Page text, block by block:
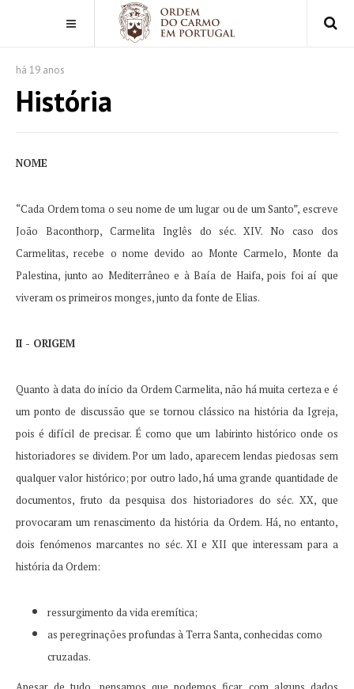
há 19 anos
História
NOME
“Cada Ordem toma o seu nome de um lugar ou de um Santo”, escreve
João Baconthorp, Carmelita Inglês do séc.XIV.No caso dos
Carmelitas, recebe o nome devido ao Monte Carmelo, Monte da
Palestina, junto ao Mediterrâneo e à Baía de Haifa, pois foi aí que
viveram os primeiros monges, junto da fonte de Elias.
II - ORIGEM
Quanto à data do início da Ordem Carmelita, não há muita certeza e é
um ponto de discussão que se tornou clássico na história da Igreja,
pois é difícil de precisar. É como que um labirinto histórico onde os
historiadores se dividem.Por um lado, aparecem lendas piedosas sem
qualquer valor histórico;por outro lado, há uma grande quantidade de
documentos, fruto da pesquisa dos historiadores do séc. XX, que
provocaram um renascimento da história da Ordem. Há, no entanto,
dois fenómenos marcantes no séc. XI e XII que interessam para a
história da Ordem:
ressurgimento da vida eremítica;
as peregrinações profundas à Terra Santa, conhecidas como
cruzadas.